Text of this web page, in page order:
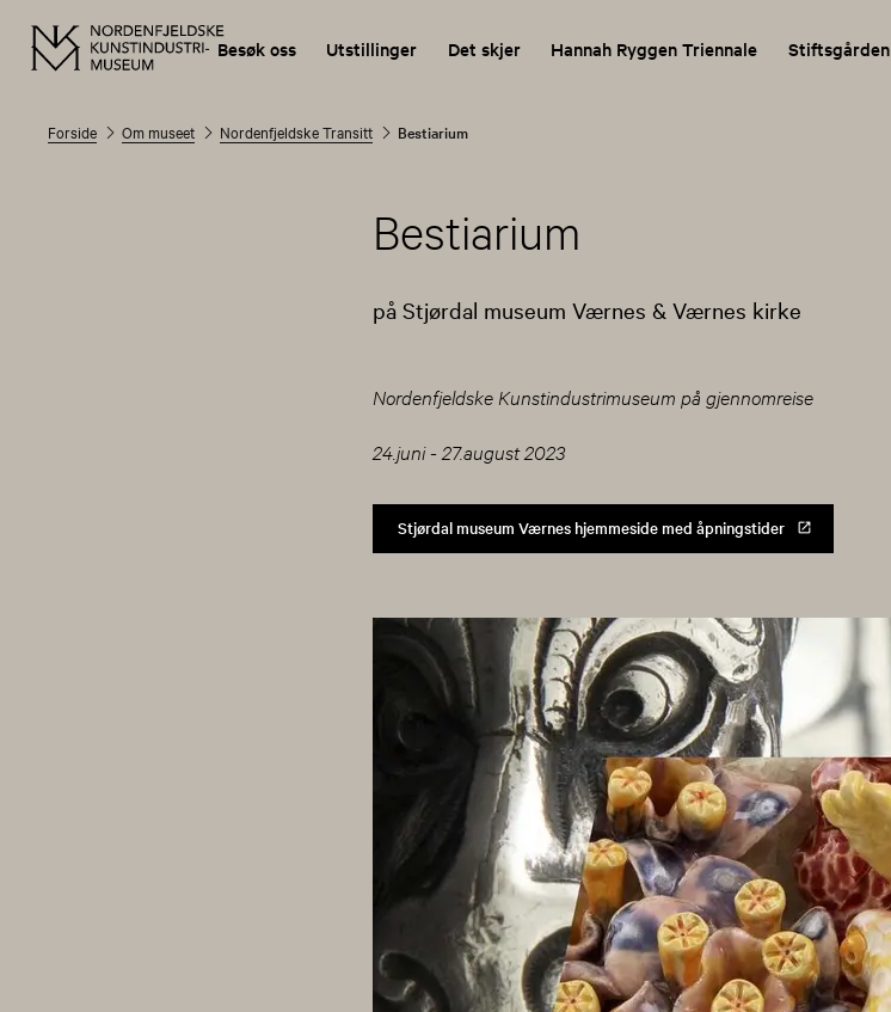
Besøk oss Utstillinger Det skjer Hannah Ryggen Triennale Stiftsgården
Forside Om museet Nordenfjeldske Transitt Bestiarium
Bestiarium
på Stjørdal museum Værnes & Værnes kirke
Nordenfjeldske Kunstindustrimuseum på gjennomreise
24.juni - 27.august 2023
Stjørdal museum Værnes hjemmeside med åpningstider